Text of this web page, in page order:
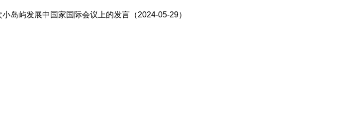
岛屿发展中国家国际会议上的发言（2024-05-29）